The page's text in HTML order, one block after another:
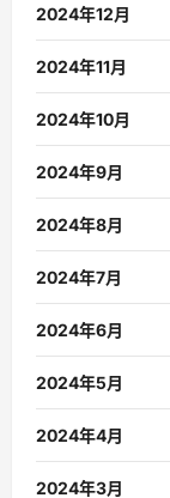
2024年12月
2024年11月
2024年10月
2024年9月
2024年8月
2024年7月
2024年6月
2024年5月
2024年4月
2024年3月